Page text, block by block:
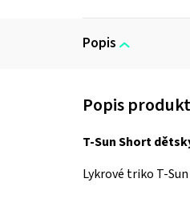
Popis
T-Sun Short
Lykrové triko T-